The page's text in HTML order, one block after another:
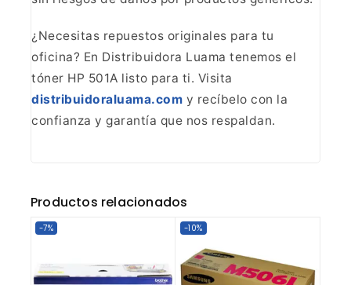
¿Necesitas repuestos originales para tu
oficina? En Distribuidora Luama tenemos el
tóner HP 501A listo para ti. Visita
distribuidoraluama.com y recíbelo con la
confianza y garantía que nos respaldan.
Productos relacionados
-7% -10%